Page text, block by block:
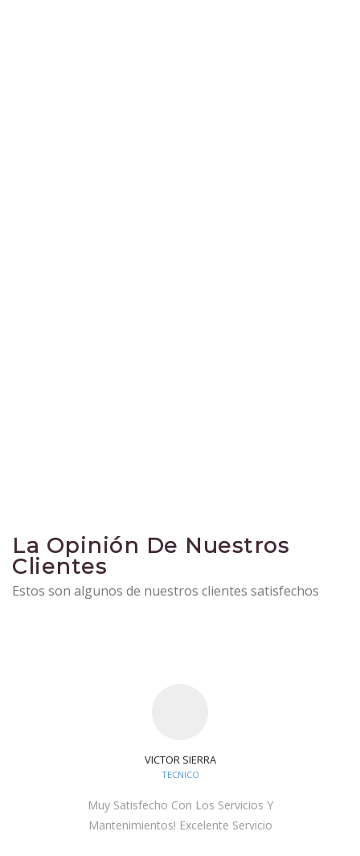
La Opinión De Nuestros
Clientes
Estos son algunos de nuestros clientes satisfechos
VICTOR SIERRA
TECNICO
Muy Satisfecho Con Los Servicios Y
Mantenimientos! Excelente Servicio